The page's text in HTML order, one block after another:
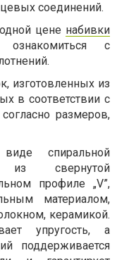
соединений.
цене набивки
с
изготовленных из
в соответствии с
размеров,
спиральной
из свернутой
профиле „V”,
материалом,
керамикой.
упругость, а
поддерживается